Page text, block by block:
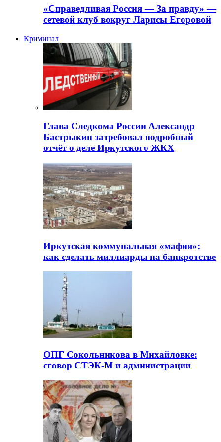
«Справедливая Россия — За правду» —
сетевой клуб вокруг Ларисы Егоровой
Криминал
Глава Следкома России Александр
Бастрыкин затребовал подробный
отчёт о деле Иркутского ЖКХ
Иркутская коммунальная «мафия»:
как сделать миллиарды на банкротстве
ОПГ Сокольникова в Михайловке:
сговор СТЭК-М и администрации